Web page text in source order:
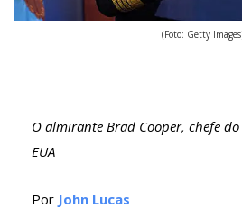
(Foto: Getty
O almirante Brad Cooper, chefe
EUA
Por John Lucas